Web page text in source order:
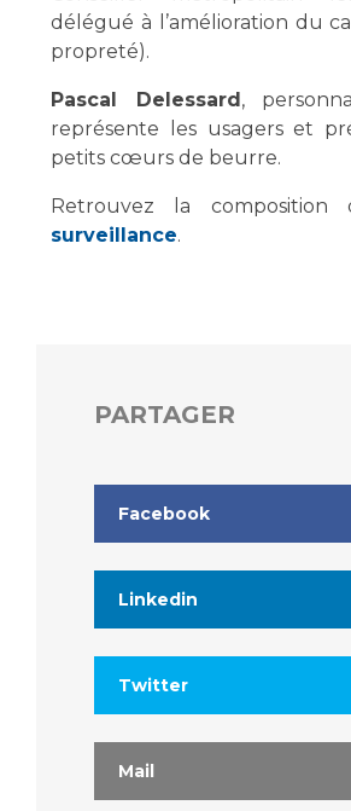
La Commission Des Usagers (CDU)
Le projet des usagers
Qualité
Les recherches en santé à
Lieu de santé sans tabac
Fournisseurs
Rôles et missions
Liste des marchés conclus
Documents utiles
délégué à l’amélioration du
propreté).
Pascal Delessard,
représente les usagers et
petits cœurs de beurre.
Retrouvez la
surveillance.
PARTAGER
Facebook
Linkedin
Twitter
Mail